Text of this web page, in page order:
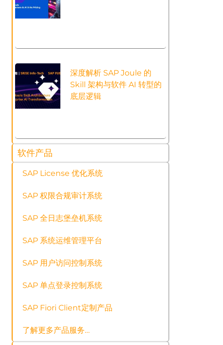
深度解析 SAP Joule 的
Skill 架构与软件 AI 转型的
底层逻辑
软件产品
SAP License 优化系统
SAP 权限合规审计系统
SAP 全日志堡垒机系统
SAP 系统运维管理平台
SAP 用户访问控制系统
SAP 单点登录控制系统
SAP Fiori Client定制产品
了解更多产品服务…